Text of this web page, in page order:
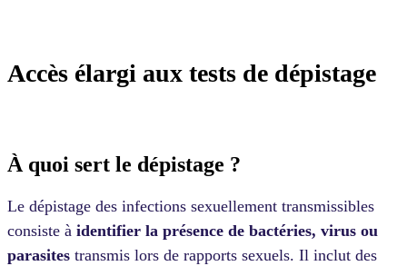
Accès élargi aux tests de dépistage
À quoi sert le dépistage ?
Le dépistage des infections sexuellement transmissibles
consiste à identifier la présence de bactéries, virus ou
parasites transmis lors de rapports sexuels. Il inclut des